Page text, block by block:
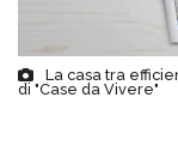
La casa tra
di "Case da Vivere"